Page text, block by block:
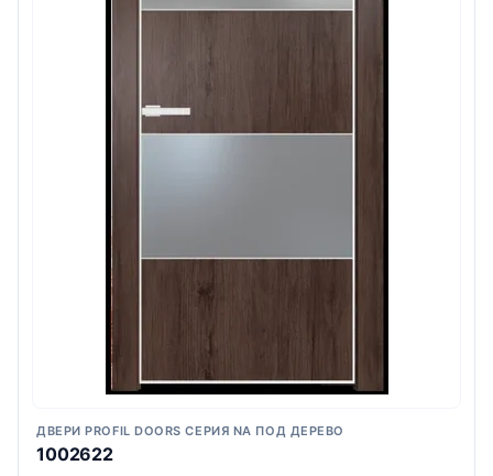
ДВЕРИ PROFIL DOORS СЕРИЯ NA ПОД ДЕРЕВО
1002622